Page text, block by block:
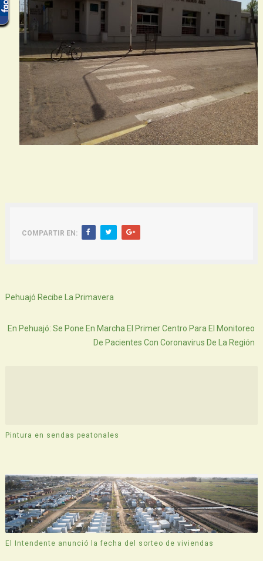
COMPARTIR EN:
Pehuajó Recibe La Primavera
En Pehuajó: Se Pone En Marcha El Primer Centro Para El Monitoreo
De Pacientes Con Coronavirus De La Región
Pintura en sendas peatonales
El Intendente anunció la fecha del sorteo de viviendas